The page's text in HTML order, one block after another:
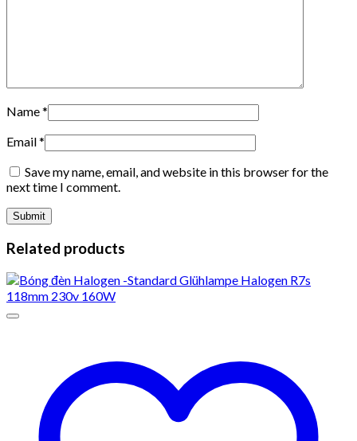
Name*
Email*
Save my name, email, and website in this browser for the
next time I comment.
Related products